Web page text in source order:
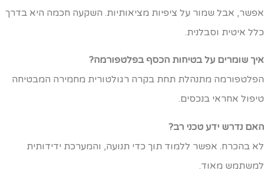
אבל שמור על ציפיות מציאותיות. השקעה חכמה היא בדרך
איטית וסבלנית.
שומרים על בטיחות הכסף בפלטפורמה?
מתנהלת תחת בקרה רגולטורית מחמירה המבטיחה
אחראי בנכסים.
נדרש ידע טכני רב?
בהכרח. אפשר ללמוד תוך כדי תנועה, והמערכת ידידותית
מאוד.